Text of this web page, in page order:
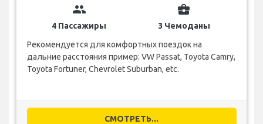
group
4 Пассажиры
business_center
3 Чемоданы
Рекомендуется для комфортных поездок на
дальние расстояния пример: VW Passat, Toyota Camry,
Toyota Fortuner, Chevrolet Suburban, etc.
СМОТРЕТЬ...